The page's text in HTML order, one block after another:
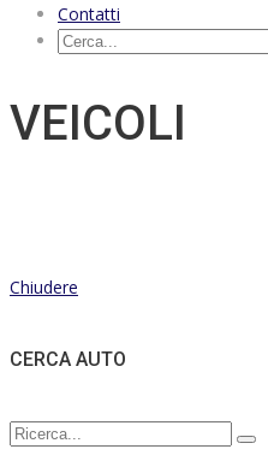
Contatti
VEICOLI
Chiudere
CERCA AUTO